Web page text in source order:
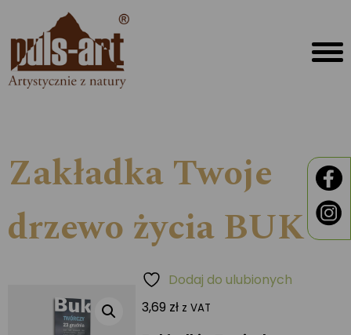
Zakładka Twoje
drzewo życia BUK
3,69 zł z VAT
Dodaj do ulubionych